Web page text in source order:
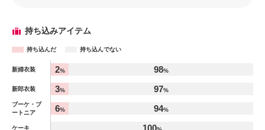
持ち込みアイテム
持ち込んだ 持ち込んでない
アイテム
%
新婦衣装 2% 98%
新郎衣装 3% 97%
ブーケ・ブ
ートニア
6% 94%
ケーキ 100